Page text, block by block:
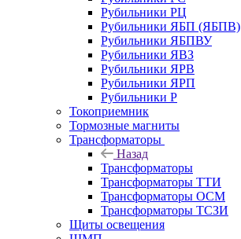
Рубильники РЦ
Рубильники ЯБП (ЯБПВ)
Рубильники ЯБПВУ
Рубильники ЯВЗ
Рубильники ЯРВ
Рубильники ЯРП
Рубильники Р
Токоприемник
Тормозные магниты
Трансформаторы
Назад
Трансформаторы
Трансформаторы ТТИ
Трансформаторы ОСМ
Трансформаторы ТСЗИ
Щиты освещения